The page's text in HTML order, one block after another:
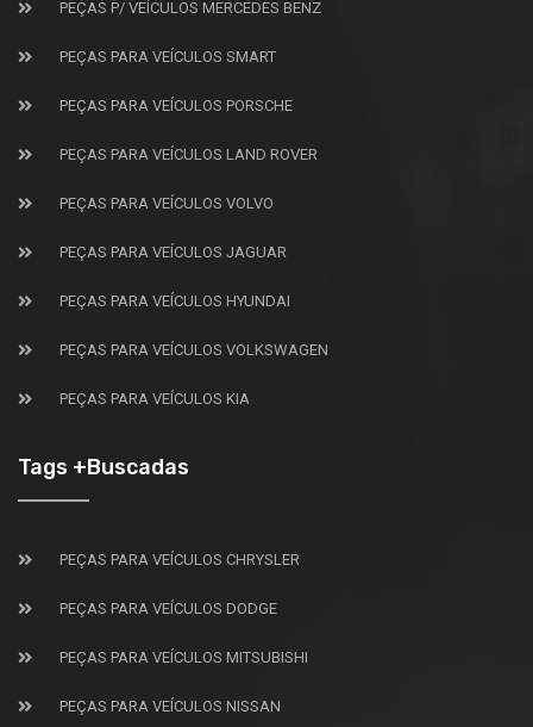
PEÇAS P/ VEÍCULOS MERCEDES BENZ
PEÇAS PARA VEÍCULOS SMART
PEÇAS PARA VEÍCULOS PORSCHE
PEÇAS PARA VEÍCULOS LAND ROVER
PEÇAS PARA VEÍCULOS VOLVO
PEÇAS PARA VEÍCULOS JAGUAR
PEÇAS PARA VEÍCULOS HYUNDAI
PEÇAS PARA VEÍCULOS VOLKSWAGEN
PEÇAS PARA VEÍCULOS KIA
Tags +Buscadas
PEÇAS PARA VEÍCULOS CHRYSLER
PEÇAS PARA VEÍCULOS DODGE
PEÇAS PARA VEÍCULOS MITSUBISHI
PEÇAS PARA VEÍCULOS NISSAN